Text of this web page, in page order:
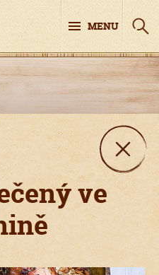
MENU
ve